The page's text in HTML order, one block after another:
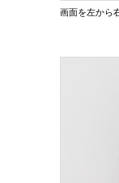
画面を左から